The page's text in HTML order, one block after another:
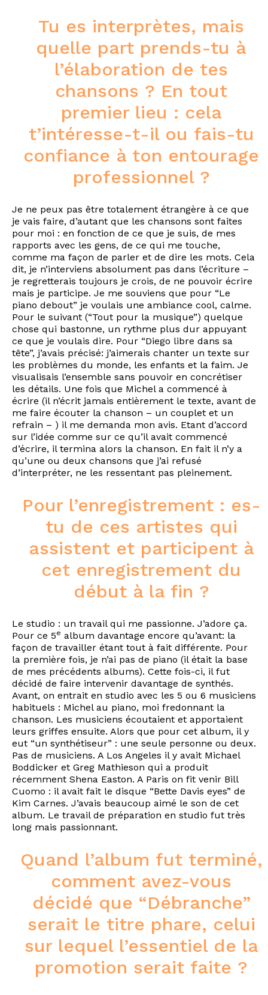
Tu es interprètes, mais
quelle part prends-tu à
l’élaboration de tes
chansons ? En tout
premier lieu : cela
t’intéresse-t-il ou fais-tu
confiance à ton entourage
professionnel ?
Je ne peux pas être totalement étrangère à ce que
je vais faire, d’autant que les chansons sont faites
pour moi : en fonction de ce que je suis, de mes
rapports avec les gens, de ce qui me touche,
comme ma façon de parler et de dire les mots. Cela
dit, je n’interviens absolument pas dans l’écriture –
je regretterais toujours je crois, de ne pouvoir écrire
mais je participe. Je me souviens que pour “Le
piano debout” je voulais une ambiance cool, calme.
Pour le suivant (“Tout pour la musique”) quelque
chose qui bastonne, un rythme plus dur appuyant
ce que je voulais dire. Pour “Diego libre dans sa
tête”, j’avais précisé: j’aimerais chanter un texte sur
les problèmes du monde, les enfants et la faim. Je
visualisais l’ensemble sans pouvoir en concrétiser
les détails. Une fois que Michel a commencé à
écrire (il n’écrit jamais entièrement le texte, avant de
me faire écouter la chanson – un couplet et un
refrain – ) il me demanda mon avis. Etant d’accord
sur l’idée comme sur ce qu’il avait commencé
d’écrire, il termina alors la chanson. En fait il n’y a
qu’une ou deux chansons que j’ai refusé
d’interpréter, ne les ressentant pas pleinement.
Pour l’enregistrement : es-
tu de ces artistes qui
assistent et participent à
cet enregistrement du
début à la fin ?
Le studio : un travail qui me passionne. J’adore ça.
Pour ce 5e album davantage encore qu’avant: la
façon de travailler étant tout à fait différente. Pour
la première fois, je n’ai pas de piano (il était la base
de mes précédents albums). Cette fois-ci, il fut
décidé de faire intervenir davantage de synthés.
Avant, on entrait en studio avec les 5 ou 6 musiciens
habituels : Michel au piano, moi fredonnant la
chanson. Les musiciens écoutaient et apportaient
leurs griffes ensuite. Alors que pour cet album, il y
eut “un synthétiseur” : une seule personne ou deux.
Pas de musiciens. A Los Angeles il y avait Michael
Boddicker et Greg Mathieson qui a produit
récemment Shena Easton. A Paris on fit venir Bill
Cuomo : il avait fait le disque “Bette Davis eyes” de
Kim Carnes. J’avais beaucoup aimé le son de cet
album. Le travail de préparation en studio fut très
long mais passionnant.
Quand l’album fut terminé,
comment avez-vous
décidé que “Débranche”
serait le titre phare, celui
sur lequel l’essentiel de la
promotion serait faite ?